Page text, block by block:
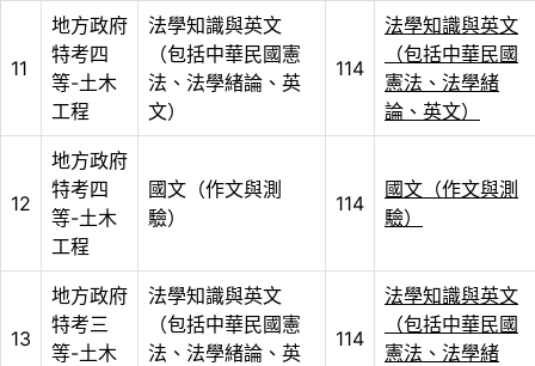
11
地方政府
特考四
等-土木
工程
法學知識與英文
（包括中華民國憲
法、法學緒論、英
文）
114
法學知識與英文
（包括中華民國
憲法、法學緒
論、英文）
12
地方政府
特考四
等-土木
工程
國文（作文與測
驗）
114
國文（作文與測
驗）
13
地方政府
特考三
等-土木
法學知識與英文
（包括中華民國憲
法、法學緒論、英
114
法學知識與英文
（包括中華民國
憲法、法學緒